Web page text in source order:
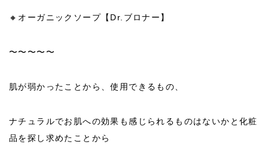
🔸オーガニックソープ【Dr.ブロナー】
〜〜〜〜〜
肌が弱かったことから、使用できるもの、
ナチュラルでお肌への効果も感じられるものはないかと化粧
品を探し求めたことから